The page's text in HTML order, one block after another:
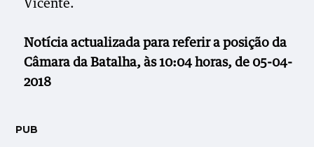
Vicente.
Notícia actualizada para referir a posição da
Câmara da Batalha, às 10:04 horas, de 05-04-
2018
PUB